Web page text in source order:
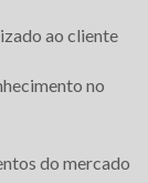
ao cliente
no
do mercado